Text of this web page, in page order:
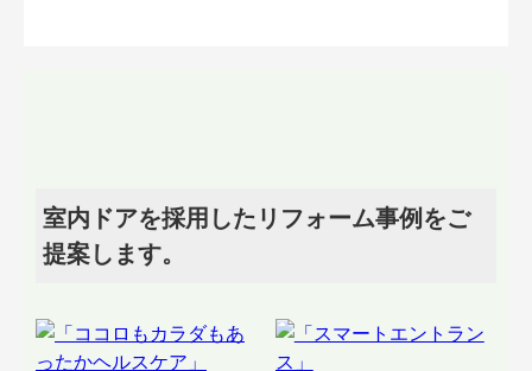
室内ドアを採用したリフォーム事例をご
提案します。